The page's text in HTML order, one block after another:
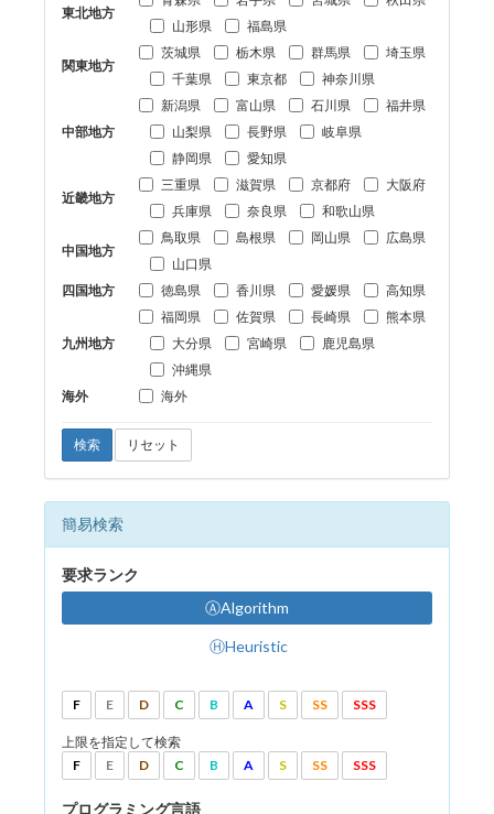
東北地方
山形県
福島県
関東地方
茨城県 栃木県 群馬県
埼玉県
千葉県
東京都 神奈川県
中部地方
新潟県 富山県 石川県
福井県
山梨県
長野県
岐阜県
静岡県
愛知県
近畿地方
三重県 滋賀県 京都府
大阪府
兵庫県
奈良県 和歌山県
中国地方
鳥取県 島根県 岡山県
広島県
山口県
四国地方
徳島県 香川県 愛媛県 高知県
九州地方
福岡県 佐賀県 長崎県
熊本県
大分県
宮崎県
鹿児島県
沖縄県
海外
海外
検索 リセット
簡易検索
要求ランク
ⒶAlgorithm
ⒽHeuristic
F E D C B A S SS SSS
上限を指定して検索
F
E D C B A S SS SSS
プログラミング言語